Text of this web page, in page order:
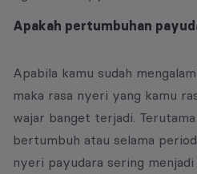
Apakah pertumbuhan
Apabila kamu sudah
maka rasa nyeri yang kamu
wajar banget terjadi.
bertumbuh atau selama
nyeri payudara sering menjadi